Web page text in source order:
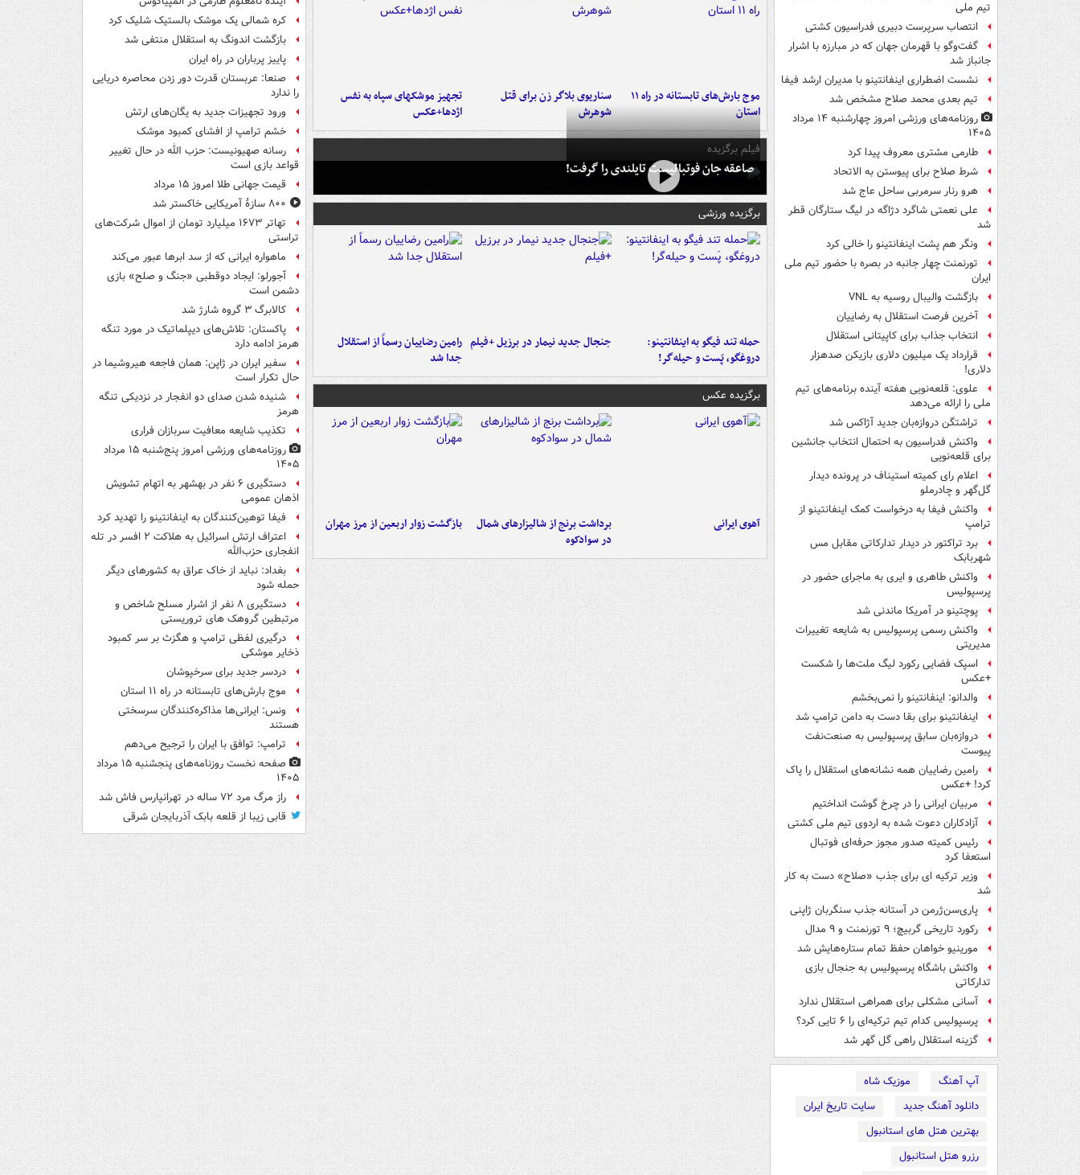
تیم ملی
انتصاب سرپرست دبیری فدراسیون کشتی
گفت‌وگو با قهرمان جهان که در مبارزه با اشرار
جانباز شد
نشست اضطراری اینفانتینو با مدیران ارشد فیفا
تیم بعدی محمد صلاح مشخص شد
روزنامه‌های ورزشی امروز چهارشنبه ۱۴ مرداد
۱۴۰۵
طارمی مشتری معروف پیدا کرد
شرط صلاح برای پیوستن به الاتحاد
هرو رنار سرمربی ساحل عاج شد
علی نعمتی شاگرد دژاگه در لیگ ستارگان قطر
شد
ونگر هم پشت اینفانتینو را خالی کرد
تورنمنت چهار جانبه در بصره با حضور تیم ملی
ایران
بازگشت والیبال روسیه به VNL
آخرین فرصت استقلال به رضاییان
انتخاب جذاب برای کاپیتانی استقلال
قرارداد یک میلیون دلاری بازیکن صدهزار
دلاری!
علوی: قلعه‌نویی هفته آینده برنامه‌های تیم
ملی را ارائه می‌دهد
تراِشتگن دروازه‌بان جدید آژاکس شد
واکنش فدراسیون به احتمال انتخاب جانشین
برای قلعه‌نویی
اعلام رای کمیته استیناف در پرونده دیدار
گل‌گهر و چادرملو
واکنش فیفا به درخواست کمک اینفانتینو از
ترامپ
برد تراکتور در دیدار تدارکاتی مقابل مس
شهربابک
واکنش طاهری و ایری به ماجرای حضور در
پرسپولیس
پوچتینو در آمریکا ماندنی شد
واکنش رسمی پرسپولیس به شایعه تغییرات
مدیریتی
اسپک فضایی رکورد لیگ ملت‌ها را شکست
+عکس
والدانو: اینفانتینو را نمی‌بخشم
اینفانتینو برای بقا دست به دامن ترامپ شد
دروازه‌بان سابق پرسپولیس به صنعت‌نفت
پیوست
رامین رضاییان همه نشانه‌های استقلال را پاک
کرد! +عکس
مربیان ایرانی را در چرخ گوشت انداختیم
آزادکاران دعوت شده به اردوی تیم ملی کشتی
رئیس کمیته صدور مجوز حرفه‌ای فوتبال
استعفا کرد
وزیر ترکیه ای برای جذب «صلاح» دست به کار
شد
پاری‌سن‌ژرمن در آستانه جذب سنگربان ژاپنی
رکورد تاریخی گربیچ؛ ۹ تورنمنت و ۹ مدال
مورینیو خواهان حفظ تمام ستاره‌هایش شد
واکنش باشگاه پرسپولیس به جنجال بازی
تدارکاتی
آسانی مشکلی برای همراهی استقلال ندارد
پرسپولیس کدام تیم ترکیه‌ای را ۶ تایی کرد؟
گزینه استقلال راهی گل گهر شد
آپ آهنگ
موزیک شاه
دانلود آهنگ جدید
سایت تاریخ ایران
بهترین هتل های استانبول
رزرو هتل استانبول
موج بارش‌های تابستانه در راه ۱۱
استان
سناریوی بلاگر زن برای قتل
شوهرش
تجهیز موشکهای سپاه به نفس
اژدها+عکس
فیلم برگزیده
صاعقه جان فوتبالیست تایلندی را گرفت!
برگزیده ورزشی
حمله تند فیگو به اینفانتینو:
دروغگو، پَست‌ و حیله‌گر!
جنجال جدید نیمار در برزیل +فیلم رامین رضاییان رسماً از استقلال
جدا شد
برگزیده عکس
آهوی ایرانی
برداشت برنج از شالیزارهای شمال
در سوادکوه
بازگشت زوار اربعین از مرز مهران
کره شمالی یک موشک بالستیک شلیک کرد
بازگشت اندونگ به استقلال منتفی شد
پاییز پرباران در راه ایران
صنعا: عربستان قدرت دور زدن محاصره دریایی
را ندارد
ورود تجهیزات جدید به یگان‌های ارتش
خشم ترامپ از افشای کمبود موشک
رسانه صهیونیست: حزب الله در حال تغییر
قواعد بازی است
قیمت جهانی طلا امروز ۱۵ مرداد
۸۰۰ سازۀ آمریکایی خاکستر شد
تهاتر ۱۶۷۳ میلیارد تومان از اموال شرکت‌های
تراستی
ماهواره ایرانی که از سد ابرها عبور می‌کند
آجورلو: ایجاد دوقطبی «جنگ و صلح‌» بازی
دشمن است
کالابرگ ۳ گروه شارژ شد
پاکستان: تلاش‌های دیپلماتیک در مورد تنگه
هرمز ادامه دارد
سفیر ایران در ژاپن: همان فاجعه هیروشیما در
حال تکرار است
شنیده شدن صدای دو انفجار در نزدیکی تنگه
هرمز
تکذیب شایعه معافیت سربازان فراری
روزنامه‌های ورزشی امروز پنج‌شنبه ۱۵ مرداد
۱۴۰۵
دستگیری ۶ نفر در بهشهر به اتهام تشویش
اذهان عمومی
فیفا توهین‌کنندگان به اینفانتینو را تهدید کرد
اعتراف ارتش اسرائیل به هلاکت ۲ افسر در تله
انفجاری حزب‌الله
بغداد: نباید از خاک عراق به کشورهای دیگر
حمله شود
دستگیری ۸ نفر از اشرار مسلح شاخص و
مرتبطین گروهک های تروریستی
درگیری لفظی ترامپ و هگزث بر سر کمبود
ذخایر موشکی
دردسر جدید برای سرخپوشان
موج بارش‌های تابستانه در راه ۱۱ استان
ونس: ایرانی‌ها مذاکره‌کنندگان سرسختی
هستند
ترامپ: توافق با ایران را ترجیح می‌دهم
صفحه نخست روزنامه‌های پنجشنبه ۱۵ مرداد
۱۴۰۵
راز مرگ مرد ۷۲ ساله در تهرانپارس فاش شد
قابی زیبا از قلعه بابک آذربایجان شرقی